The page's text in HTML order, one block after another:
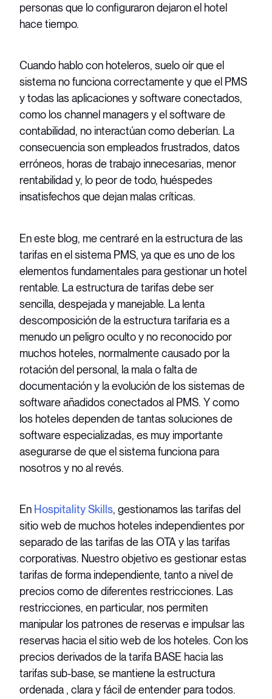
personas que lo configuraron dejaron el hotel
hace tiempo.
Cuando hablo con hoteleros, suelo oír que el
sistema no funciona correctamente y que el PMS
y todas las aplicaciones y software conectados,
como los channel managers y el software de
contabilidad, no interactúan como deberían. La
consecuencia son empleados frustrados, datos
erróneos, horas de trabajo innecesarias, menor
rentabilidad y, lo peor de todo, huéspedes
insatisfechos que dejan malas críticas.
En este blog, me centraré en la estructura de las
tarifas en el sistema PMS, ya que es uno de los
elementos fundamentales para gestionar un hotel
rentable. La estructura de tarifas debe ser
sencilla, despejada y manejable. La lenta
descomposición de la estructura tarifaria es a
menudo un peligro oculto y no reconocido por
muchos hoteles, normalmente causado por la
rotación del personal, la mala o falta de
documentación y la evolución de los sistemas de
software añadidos conectados al PMS. Y como
los hoteles dependen de tantas soluciones de
software especializadas, es muy importante
asegurarse de que el sistema funciona para
nosotros y no al revés.
En Hospitality Skills, gestionamos las tarifas del
sitio web de muchos hoteles independientes por
separado de las tarifas de las OTA y las tarifas
corporativas. Nuestro objetivo es gestionar estas
tarifas de forma independiente, tanto a nivel de
precios como de diferentes restricciones. Las
restricciones, en particular, nos permiten
manipular los patrones de reservas e impulsar las
reservas hacia el sitio web de los hoteles. Con los
precios derivados de la tarifa BASE hacia las
tarifas sub-base, se mantiene la estructura
ordenada , clara y fácil de entender para todos.